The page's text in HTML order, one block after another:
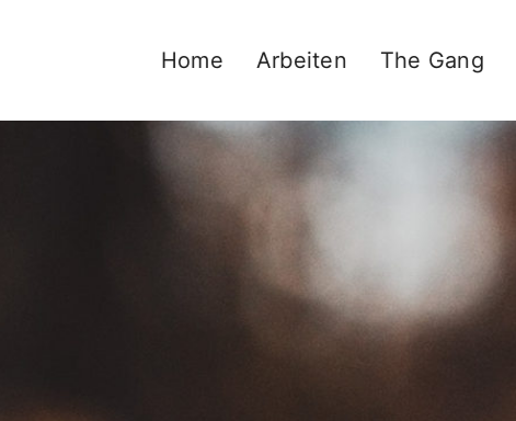
Home Arbeiten The Gang